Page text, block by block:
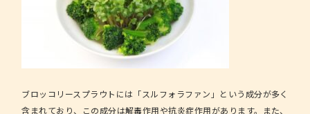
ブロッコリースプラウトには「スルフォラファン」という成分が多く
含まれており、この成分は解毒作用や抗炎症作用があります。また、